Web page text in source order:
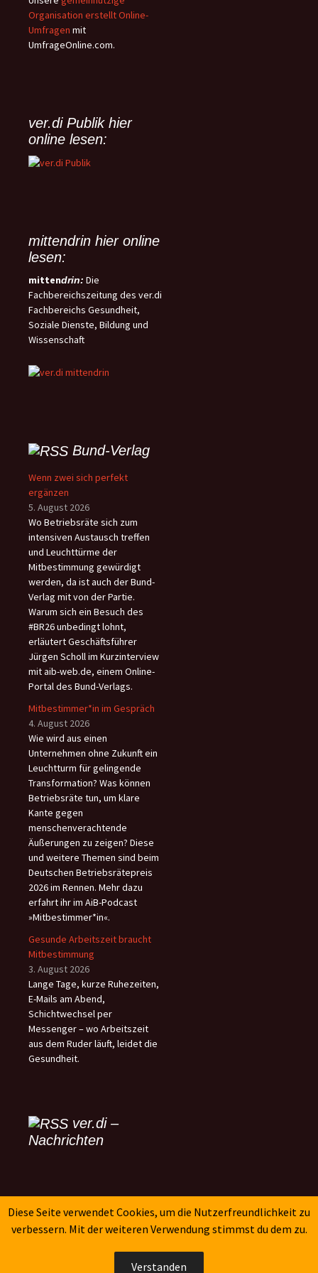
Flexibilität soll zudem ein
„Meine-Zeit-Konto“ sorgen,
über das Beschäftigte selbst
(NRettDG) beschlossen. Der
wichtigste Inhalt dieses
Gesetzes ist die
erstmalig landesweit rechtlich
geregelt wird.
Organisation erstellt Online-
Umfragen mit
UmfrageOnline.com.
ver.di Publik hier
online lesen:
mittendrin hier online
lesen:
mittendrin: Die
Fachbereichszeitung des ver.di
Fachbereichs Gesundheit,
Soziale Dienste, Bildung und
Wissenschaft
Bund-Verlag
Wenn zwei sich perfekt
ergänzen
5. August 2026
Wo Betriebsräte sich zum
intensiven Austausch treffen
und Leuchttürme der
Mitbestimmung gewürdigt
werden, da ist auch der Bund-
Verlag mit von der Partie.
Warum sich ein Besuch des
#BR26 unbedingt lohnt,
erläutert Geschäftsführer
Jürgen Scholl im Kurzinterview
mit aib-web.de, einem Online-
Portal des Bund-Verlags.
Mitbestimmer*in im Gespräch
4. August 2026
Wie wird aus einen
Unternehmen ohne Zukunft ein
Leuchtturm für gelingende
Transformation? Was können
Betriebsräte tun, um klare
Kante gegen
menschenverachtende
Äußerungen zu zeigen? Diese
und weitere Themen sind beim
Deutschen Betriebsrätepreis
2026 im Rennen. Mehr dazu
erfahrt ihr im AiB-Podcast
»Mitbestimmer*in«.
Gesunde Arbeitszeit braucht
Mitbestimmung
3. August 2026
Lange Tage, kurze Ruhezeiten,
E-Mails am Abend,
Schichtwechsel per
Messenger – wo Arbeitszeit
aus dem Ruder läuft, leidet die
Gesundheit.
ver.di –
Nachrichten
SK-Verlag
Diese Seite verwendet Cookies, um die Nutzerfreundlichkeit zu
verbessern. Mit der weiteren Verwendung stimmst du dem zu.
Verstanden